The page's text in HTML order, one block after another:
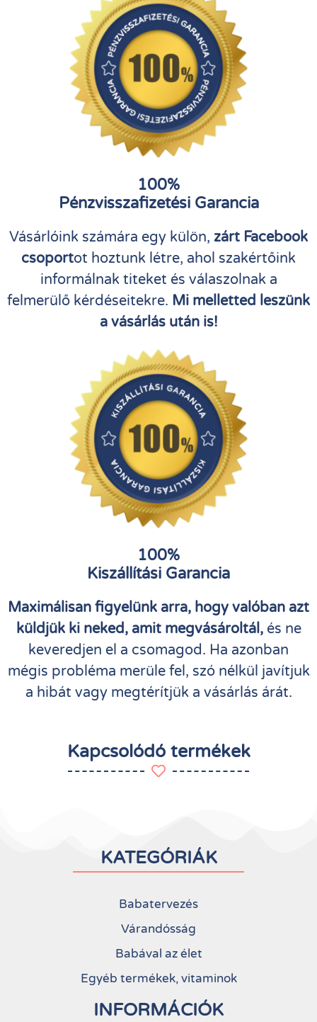
100%
Pénzvisszafizetési Garancia
Vásárlóink számára egy külön, zárt Facebook
csoportot hoztunk létre, ahol szakértőink
informálnak titeket és válaszolnak a
felmerülő kérdéseitekre. Mi melletted leszünk
a vásárlás után is!
100%
Kiszállítási Garancia
Maximálisan figyelünk arra, hogy valóban azt
küldjük ki neked, amit megvásároltál, és ne
keveredjen el a csomagod. Ha azonban
mégis probléma merüle fel, szó nélkül javítjuk
a hibát vagy megtérítjük a vásárlás árát.
Kapcsolódó termékek
KATEGÓRIÁK
Babatervezés
Várandósság
Babával az élet
Egyéb termékek, vitaminok
INFORMÁCIÓK